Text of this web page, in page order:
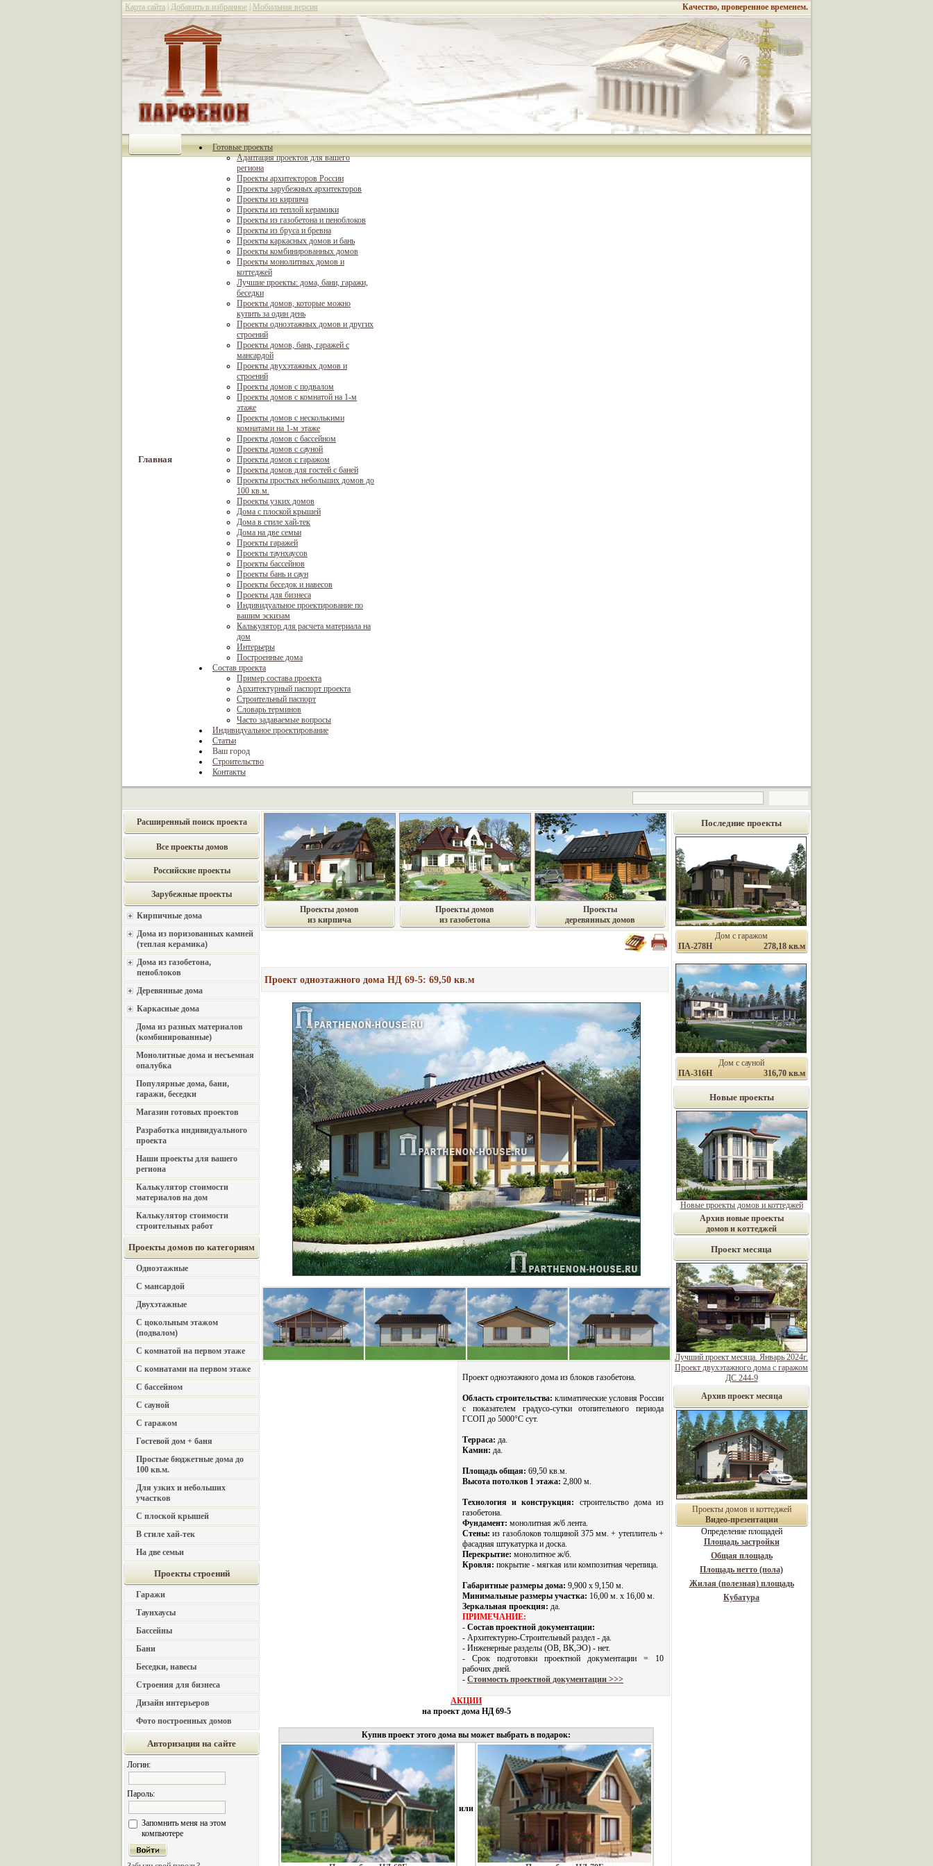
Карта сайта Добавить в избранное Мобильная версия Качество, проверенное временем.
Главная
Готовые проекты
Адаптация проектов для вашего
региона
Проекты архитекторов России
Проекты зарубежных архитекторов
Проекты из кирпича
Проекты из теплой керамики
Проекты из газобетона и пеноблоков
Проекты из бруса и бревна
Проекты каркасных домов и бань
Проекты комбинированных домов
Проекты монолитных домов и
коттеджей
Лучшие проекты: дома, бани, гаражи,
беседки
Проекты домов, которые можно
купить за один день
Проекты одноэтажных домов и других
строений
Проекты домов, бань, гаражей с
мансардой
Проекты двухэтажных домов и
строений
Проекты домов с подвалом
Проекты домов с комнатой на 1-м
этаже
Проекты домов с несколькими
комнатами на 1-м этаже
Проекты домов с бассейном
Проекты домов с сауной
Проекты домов с гаражом
Проекты домов для гостей с баней
Проекты простых небольших домов до
100 кв.м.
Проекты узких домов
Дома с плоской крышей
Дома в стиле хай-тек
Дома на две семьи
Проекты гаражей
Проекты таунхаусов
Проекты бассейнов
Проекты бань и саун
Проекты беседок и навесов
Проекты для бизнеса
Индивидуальное проектирование по
вашим эскизам
Калькулятор для расчета материала на
дом
Интерьеры
Построенные дома
Состав проекта
Пример состава проекта
Архитектурный паспорт проекта
Строительный паспорт
Словарь терминов
Часто задаваемые вопросы
Индивидуальное проектирование
Статьи
Ваш город
Строительство
Контакты
Расширенный поиск проекта
Все проекты домов
Российские проекты
Зарубежные проекты
Кирпичные дома
Дома из поризованных камней
(теплая керамика)
Дома из газобетона,
пеноблоков
Деревянные дома
Каркасные дома
Дома из разных материалов
(комбинированные)
Монолитные дома и несъемная
опалубка
Популярные дома, бани,
гаражи, беседки
Магазин готовых проектов
Разработка индивидуального
проекта
Наши проекты для вашего
региона
Калькулятор стоимости
материалов на дом
Калькулятор стоимости
строительных работ
Проекты домов по категориям
Одноэтажные
С мансардой
Двухэтажные
С цокольным этажом
(подвалом)
С комнатой на первом этаже
С комнатами на первом этаже
С бассейном
С сауной
С гаражом
Гостевой дом + баня
Простые бюджетные дома до
100 кв.м.
Для узких и небольших
участков
С плоской крышей
В стиле хай-тек
На две семьи
Проекты строений
Гаражи
Таунхаусы
Бассейны
Бани
Беседки, навесы
Строения для бизнеса
Дизайн интерьеров
Фото построенных домов
Авторизация на сайте
Логин:
Пароль:
Запомнить меня на этом
компьютере
Проекты домов
из кирпича
Проекты домов
из газобетона
Проекты
деревянных домов
Проект одноэтажного дома НД 69-5: 69,50 кв.м
Проект одноэтажного дома из блоков газобетона.
Область строительства: климатические условия России
с показателем градусо-сутки отопительного периода
ГСОП до 5000°С сут.
Терраса: да.
Камин: да.
Площадь общая: 69,50 кв.м.
Высота потолков 1 этажа: 2,800 м.
Технология и конструкция:
строительство дома из
газобетона.
Фундамент: монолитная ж/б лента.
Стены: из газоблоков толщиной 375 мм. + утеплитель +
фасадная штукатурка и доска.
Перекрытие: монолитное ж/б.
Кровля: покрытие - мягкая или композитная черепица.
Габаритные размеры дома: 9,900 х 9,150 м.
Минимальные размеры участка: 16,00 м. x 16,00 м.
Зеркальная проекция: да.
ПРИМЕЧАНИЕ:
- Состав проектной документации:
- Архитектурно-Строительный раздел - да.
- Инженерные разделы (ОВ, ВК,ЭО) - нет.
- Срок подготовки проектной документации = 10
рабочих дней.
- Стоимость проектной документации >>>
АКЦИИ
на проект дома НД 69-5
Купив проект этого дома вы может выбрать в подарок:
или
Последние проекты
Дом с гаражом
ПА-278Н
278,18 кв.м
Дом с сауной
ПА-316Н
316,70 кв.м
Новые проекты
Новые проекты домов и коттеджей
Архив новые проекты
домов и коттеджей
Проект месяца
Лучший проект месяца. Январь 2024г.
Проект двухэтажного дома с гаражом
ДС 244-9
Архив проект месяца
Проекты домов и коттеджей
Видео-презентации
Определение площадей
Площадь застройки
Общая площадь
Площадь нетто (пола)
Жилая (полезная) площадь
Кубатура